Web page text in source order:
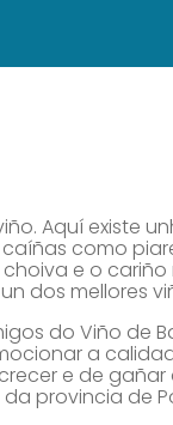
Aquí existe
como
e o
dos mellores
do Viño de
a
e de
provincia de